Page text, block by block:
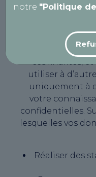
notre "Politique
Pourquoi
AutoBilan-
données
ces finalités, et
utiliser à
uniquement à
votre
confidentielles.
lesquelles vos
Réaliser des